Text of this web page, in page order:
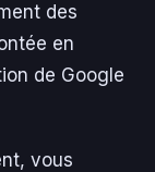
des
en
de Google
vous